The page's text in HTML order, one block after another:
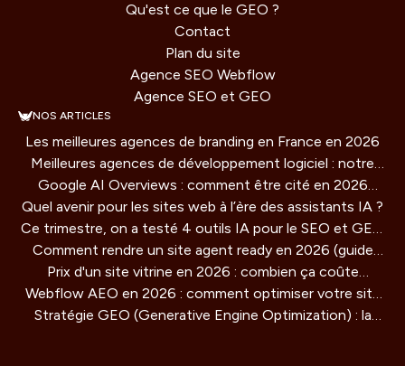
Qu'est ce que le GEO ?
Contact
Plan du site
Agence SEO Webflow
Agence SEO et GEO
NOS ARTICLES
Les meilleures agences de branding en France en 2026
Meilleures agences de développement logiciel : notre
comparatif 2026
Google AI Overviews : comment être cité en 2026
(guide concret)
Quel avenir pour les sites web à l’ère des assistants IA ?
Ce trimestre, on a testé 4 outils IA pour le SEO et GEO
: verdict honnête
Comment rendre un site agent ready en 2026 (guide
technique)
Prix d'un site vitrine en 2026 : combien ça coûte
vraiment ?
Webflow AEO en 2026 : comment optimiser votre site
pour être cité par les moteurs IA
Stratégie GEO (Generative Engine Optimization) : la